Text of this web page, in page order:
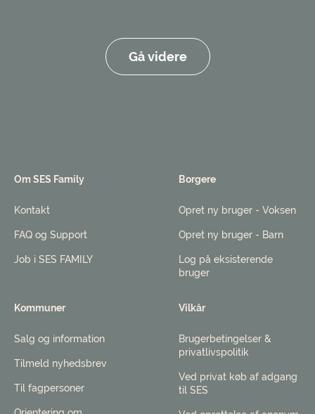
Gå videre
Om SES Family
Kontakt
FAQ og Support
Job i SES FAMILY
Borgere
Opret ny bruger - Voksen
Opret ny bruger - Barn
Log på eksisterende
bruger
Kommuner
Salg og information
Tilmeld nyhedsbrev
Til fagpersoner
Vilkår
Brugerbetingelser &
privatlivspolitik
Ved privat køb af adgang
til SES